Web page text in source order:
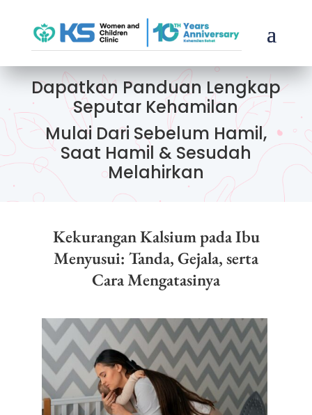
Dapatkan Panduan Lengkap
Seputar Kehamilan
Mulai Dari Sebelum Hamil,
Saat Hamil & Sesudah
Melahirkan
Kekurangan Kalsium pada Ibu
Menyusui: Tanda, Gejala, serta
Cara Mengatasinya